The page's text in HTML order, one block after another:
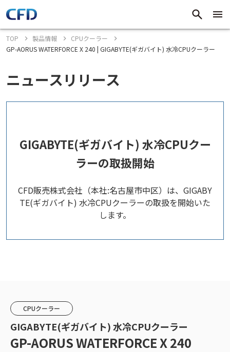
TOP 製品情報
CPUクーラー
GP-AORUS WATERFORCE X 240 | GIGABYTE(ギガバイト) 水冷CPUクーラー
ニュースリリース
GIGABYTE(ギガバイト) 水冷CPUクー
ラーの取扱開始
CFD販売株式会社（本社:名古屋市中区）は、GIGABY
TE(ギガバイト) 水冷CPUクーラーの取扱を開始いた
します。
CPUクーラー
GIGABYTE(ギガバイト) 水冷CPUクーラー
GP-AORUS WATERFORCE X 240